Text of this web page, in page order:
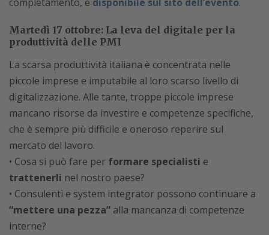
Martedì 17 ottobre: La leva del digitale per la
produttività delle PMI
La scarsa produttività italiana è concentrata nelle
piccole imprese e imputabile al loro scarso livello di
digitalizzazione. Alle tante, troppe piccole imprese
mancano risorse da investire e competenze specifiche,
che è sempre più difficile e oneroso reperire sul
mercato del lavoro.
• Cosa si può fare per formare specialisti e
trattenerli nel nostro paese?
• Consulenti e system integrator possono continuare a
“mettere una pezza” alla mancanza di competenze
interne?